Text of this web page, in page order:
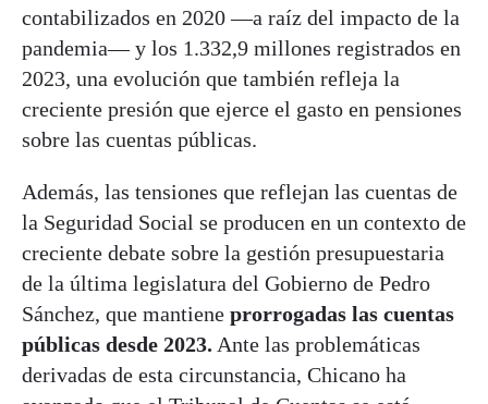
contabilizados en 2020 —a raíz del impacto de la
pandemia— y los 1.332,9 millones registrados en
2023, una evolución que también refleja la
creciente presión que ejerce el gasto en pensiones
sobre las cuentas públicas.
Además, las tensiones que reflejan las cuentas de
la Seguridad Social se producen en un contexto de
creciente debate sobre la gestión presupuestaria
de la última legislatura del Gobierno de Pedro
Sánchez, que mantiene prorrogadas las cuentas
públicas desde 2023. Ante las problemáticas
derivadas de esta circunstancia, Chicano ha